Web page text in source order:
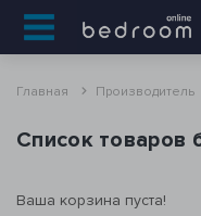
Главная Производитель
Список товаров
Ваша корзина пуста!